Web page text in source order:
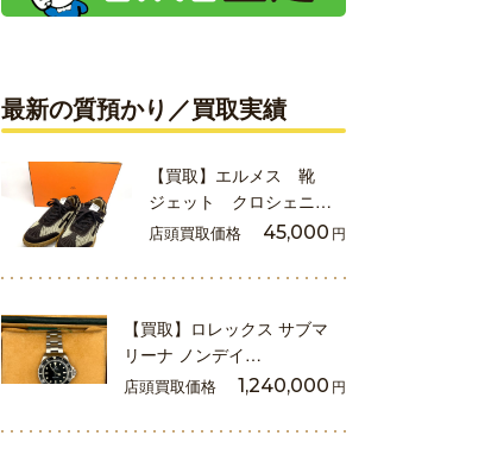
最新の質預かり／買取実績
【買取】エルメス 靴
ジェット クロシェニ…
店頭買取価格 45,000 円
【買取】ロレックス サブマ
リーナ ノンデイ…
店頭買取価格 1,240,000 円